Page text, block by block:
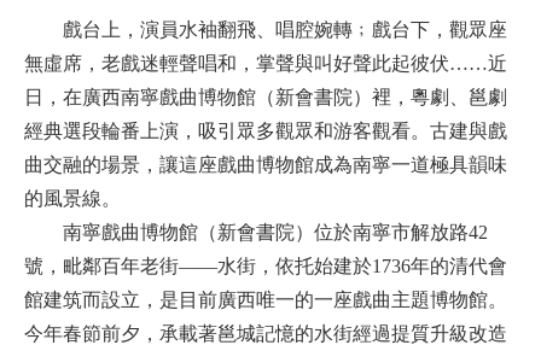
戲台上，演員水袖翻飛、唱腔婉轉﹔戲台下，觀眾座
無虛席，老戲迷輕聲唱和，掌聲與叫好聲此起彼伏……近
日，在廣西南寧戲曲博物館（新會書院）裡，粵劇、邕劇
經典選段輪番上演，吸引眾多觀眾和游客觀看。古建與戲
曲交融的場景，讓這座戲曲博物館成為南寧一道極具韻味
的風景線。
南寧戲曲博物館（新會書院）位於南寧市解放路42
號，毗鄰百年老街——水街，依托始建於1736年的清代會
館建筑而設立，是目前廣西唯一的一座戲曲主題博物館。
今年春節前夕，承載著邕城記憶的水街經過提質升級改造